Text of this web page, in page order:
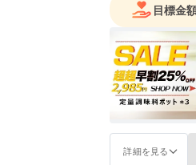
目標金
詳細を見る